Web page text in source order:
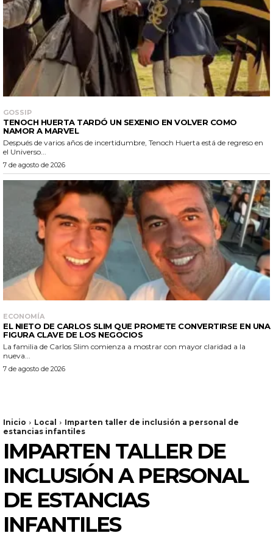
GOSSIP
TENOCH HUERTA TARDÓ UN SEXENIO EN VOLVER COMO
NAMOR A MARVEL
Después de varios años de incertidumbre, Tenoch Huerta está de regreso en
el Universo...
7 de agosto de 2026
ECONOMÍA
EL NIETO DE CARLOS SLIM QUE PROMETE CONVERTIRSE EN UNA
FIGURA CLAVE DE LOS NEGOCIOS
La familia de Carlos Slim comienza a mostrar con mayor claridad a la
nueva...
7 de agosto de 2026